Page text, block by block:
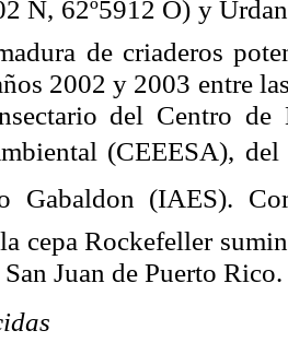
N, 62º5912 O) y
de criaderos
2002 y 2003 entre
del Centro de
(CEEESA),
Gabaldon (IAES).
cepa Rockefeller
Juan de Puerto Rico.